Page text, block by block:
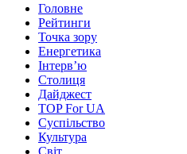
Головне
Рейтинги
Точка зору
Енергетика
Інтерв’ю
Столиця
Дайджест
TOP For UA
Суспiльство
Культура
Світ